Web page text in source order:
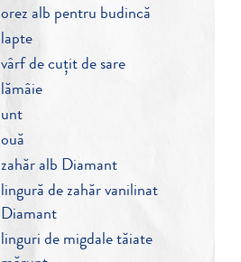
orez alb pentru budincă
lapte
vârf de cuțit de sare
lămâie
unt
ouă
zahăr alb Diamant
lingură de zahăr vanilinat
Diamant
linguri de migdale tăiate